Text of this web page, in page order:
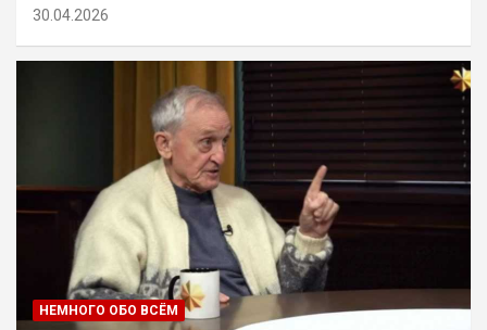
30.04.2026
НЕМНОГО ОБО ВСЁМ